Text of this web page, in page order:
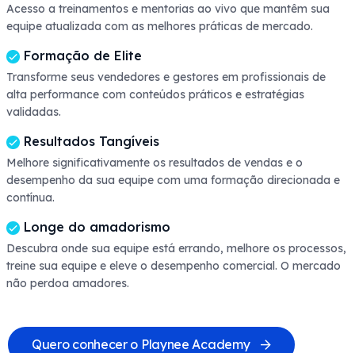
Acesso a treinamentos e mentorias ao vivo que mantêm sua
equipe atualizada com as melhores práticas de mercado.
Formação de Elite
Transforme seus vendedores e gestores em profissionais de
alta performance com conteúdos práticos e estratégias
validadas.
Resultados Tangíveis
Melhore significativamente os resultados de vendas e o
desempenho da sua equipe com uma formação direcionada e
contínua.
Longe do amadorismo
Descubra onde sua equipe está errando, melhore os processos,
treine sua equipe e eleve o desempenho comercial. O mercado
não perdoa amadores.
Quero conhecer o Playnee Academy